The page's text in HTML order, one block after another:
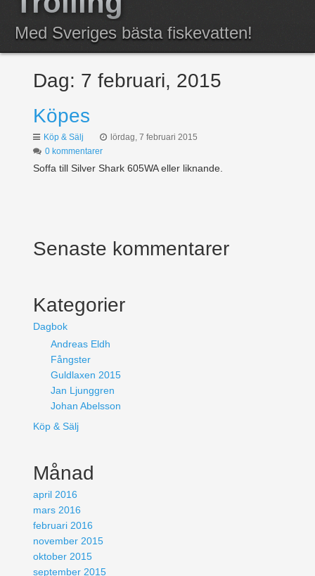
Med Sveriges bästa fiskevatten!
Resultat
Dag: 7 februari, 2015
Köpes
Köp & Sälj
lördag, 7 februari 2015
0 kommentarer
Soffa till Silver Shark 605WA eller liknande.
Senaste kommentarer
Kategorier
Dagbok
Andreas Eldh
Fångster
Guldlaxen 2015
Jan Ljunggren
Johan Abelsson
Köp & Sälj
Månad
april 2016
mars 2016
februari 2016
november 2015
oktober 2015
september 2015